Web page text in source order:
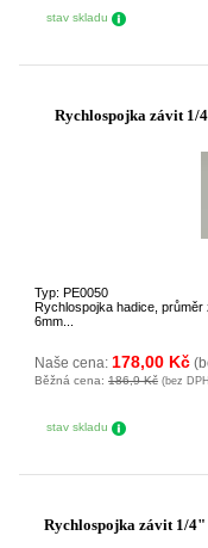
stav skladu
Rychlospojka závit 1/
Typ: PE0050
Rychlospojka hadice,
6mm...
Naše cena: 178,00 Kč
Běžná cena: 186,9 Kč (bez
stav skladu
Rychlospojka závit 1/